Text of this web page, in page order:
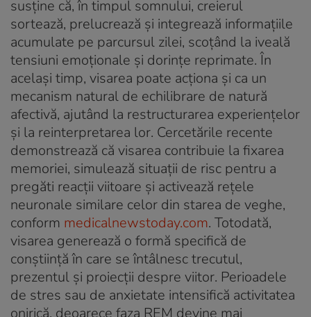
susține că, în timpul somnului, creierul
sortează, prelucrează și integrează informațiile
acumulate pe parcursul zilei, scoțând la iveală
tensiuni emoționale și dorințe reprimate. În
același timp, visarea poate acționa și ca un
mecanism natural de echilibrare de natură
afectivă, ajutând la restructurarea experiențelor
și la reinterpretarea lor. Cercetările recente
demonstrează că visarea contribuie la fixarea
memoriei, simulează situații de risc pentru a
pregăti reacții viitoare și activează rețele
neuronale similare celor din starea de veghe,
conform medicalnewstoday.com. Totodată,
visarea generează o formă specifică de
conștiință în care se întâlnesc trecutul,
prezentul și proiecții despre viitor. Perioadele
de stres sau de anxietate intensifică activitatea
onirică, deoarece faza REM devine mai